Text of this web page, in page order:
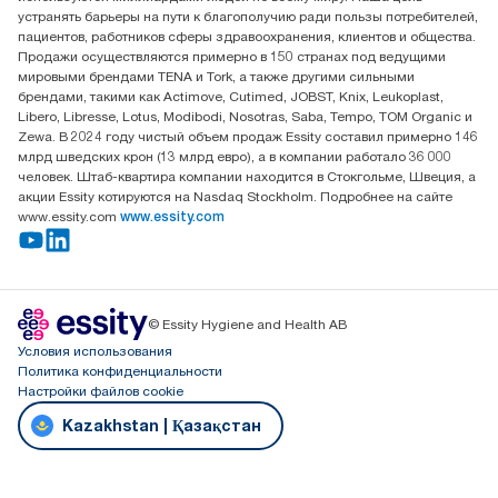
Достык, 210, 2 блок, 3 этаж,
офис №32 050051, г.
Алматы, Казахстан
устранять барьеры на пути к благополучию ради пользы потребителей,
пациентов, работников сферы здравоохранения, клиентов и общества.
Продажи осуществляются примерно в 150 странах под ведущими
мировыми брендами TENA и Tork, а также другими сильными
брендами, такими как Actimove, Cutimed, JOBST, Knix, Leukoplast,
Libero, Libresse, Lotus, Modibodi, Nosotras, Saba, Tempo, TOM Organic и
Zewa. В 2024 году чистый объем продаж Essity составил примерно 146
млрд шведских крон (13 млрд евро), а в компании работало 36 000
человек. Штаб-квартира компании находится в Стокгольме, Швеция, а
акции Essity котируются на Nasdaq Stockholm. Подробнее на сайте
www.essity.com www.essity.com
© Essity Hygiene and Health AB
Условия использования
Политика конфиденциальности
Настройки файлов cookie
Kazakhstan | Қазақстан